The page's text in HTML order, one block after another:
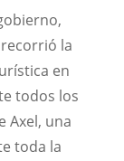
la
en
todos los
Axel, una
toda la